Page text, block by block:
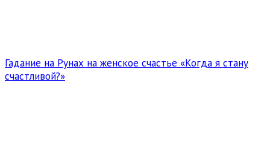
Гадание на Рунах на женское счастье «Когда я стану
счастливой?»